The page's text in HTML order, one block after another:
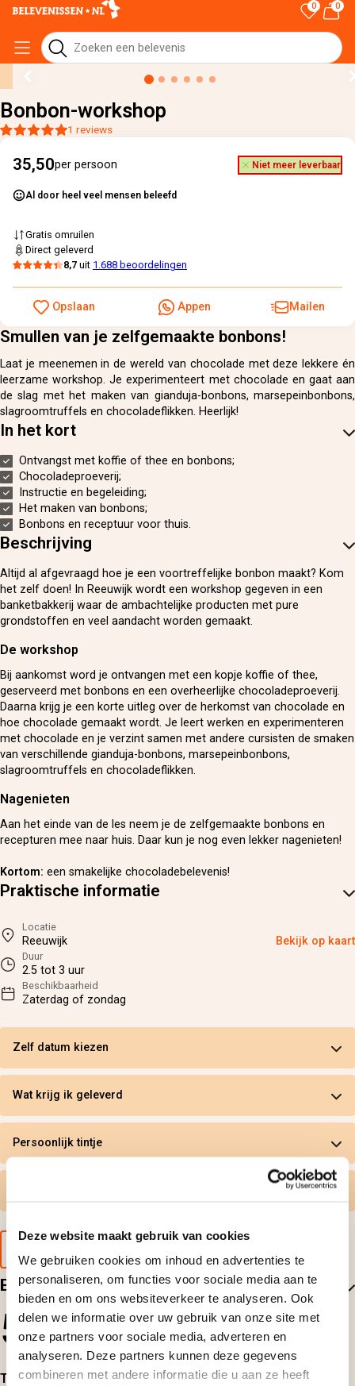
Deze website maakt gebruik van cookies
We gebruiken cookies om inhoud en advertenties te
personaliseren, om functies voor sociale media aan te
bieden en om ons websiteverkeer te analyseren. Ook
delen we informatie over uw gebruik van onze site met
onze partners voor sociale media, adverteren en
analyseren. Deze partners kunnen deze gegevens
combineren met andere informatie die u aan ze heeft
0 0
› Bonbon-workshop
Bonbon-workshop
1 reviews
Smullen van je zelfgemaakte bonbons!
Laat je meenemen in de wereld van chocolade met deze lekkere én
leerzame workshop. Je experimenteert met chocolade en gaat aan
de slag met het maken van gianduja-bonbons, marsepeinbonbons,
slagroomtruffels en chocoladeflikken. Heerlijk!
In het kort
Ontvangst met koffie of thee en bonbons;
Chocoladeproeverij;
Instructie en begeleiding;
Het maken van bonbons;
Bonbons en receptuur voor thuis.
Beschrijving
Altijd al afgevraagd hoe je een voortreffelijke bonbon maakt? Kom
het zelf doen! In Reeuwijk wordt een workshop gegeven in een
banketbakkerij waar de ambachtelijke producten met pure
grondstoffen en veel aandacht worden gemaakt.
De workshop
Bij aankomst word je ontvangen met een kopje koffie of thee,
geserveerd met bonbons en een overheerlijke chocoladeproeverij.
Daarna krijg je een korte uitleg over de herkomst van chocolade en
hoe chocolade gemaakt wordt. Je leert werken en experimenteren
met chocolade en je verzint samen met andere cursisten de smaken
van verschillende gianduja-bonbons, marsepeinbonbons,
slagroomtruffels en chocoladeflikken.
Nagenieten
Aan het einde van de les neem je de zelfgemaakte bonbons en
recepturen mee naar huis. Daar kun je nog even lekker nagenieten!
Kortom: een smakelijke chocoladebelevenis!
Praktische informatie
Locatie
Reeuwijk Bekijk op kaart
Duur
2.5 tot 3 uur
Beschikbaarheid
Zaterdag of zondag
Zelf datum kiezen
Wat krijg ik geleverd
Persoonlijk tintje
Beoordelingen
5 1beoordelingen
Top-beoordelingen
35,50per persoon Niet meer leverbaar
Al door heel veel mensen beleefd
Gratis omruilen
Direct geleverd
8,7 uit 1.688 beoordelingen
Opslaan Appen Mailen